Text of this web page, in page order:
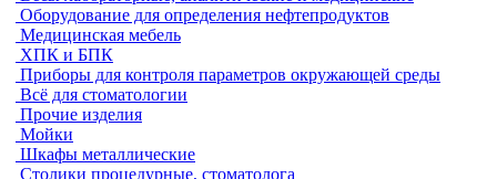
Оборудование для определения нефтепродуктов
Медицинская мебель
ХПК и БПК
Приборы для контроля параметров окружающей среды
Всё для стоматологии
Прочие изделия
Мойки
Шкафы металлические
Столики процедурные, стоматолога